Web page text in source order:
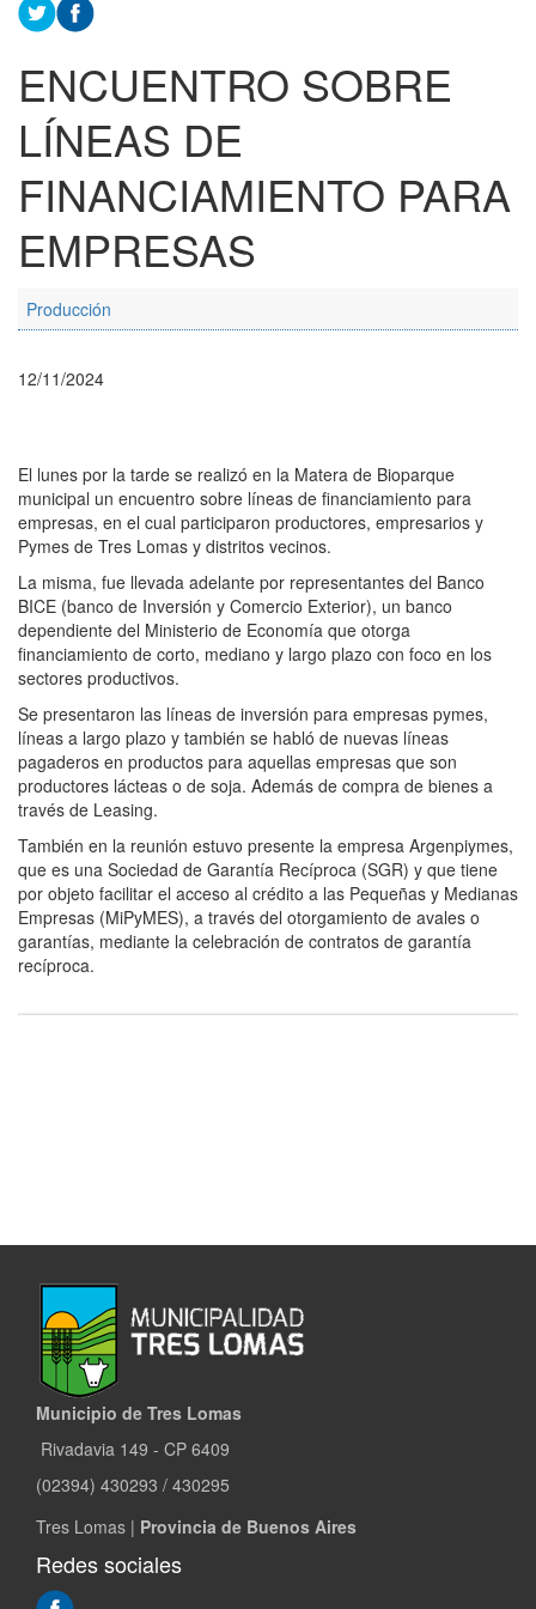
ENCUENTRO SOBRE
LÍNEAS DE
FINANCIAMIENTO PARA
EMPRESAS
Producción
12/11/2024
El lunes por la tarde se realizó en la Matera de Bioparque
municipal un encuentro sobre líneas de financiamiento para
empresas, en el cual participaron productores, empresarios y
Pymes de Tres Lomas y distritos vecinos.
La misma, fue llevada adelante por representantes del Banco
BICE (banco de Inversión y Comercio Exterior), un banco
dependiente del Ministerio de Economía que otorga
financiamiento de corto, mediano y largo plazo con foco en los
sectores productivos.
Se presentaron las líneas de inversión para empresas pymes,
líneas a largo plazo y también se habló de nuevas líneas
pagaderos en productos para aquellas empresas que son
productores lácteas o de soja. Además de compra de bienes a
través de Leasing.
También en la reunión estuvo presente la empresa Argenpiymes,
que es una Sociedad de Garantía Recíproca (SGR) y que tiene
por objeto facilitar el acceso al crédito a las Pequeñas y Medianas
Empresas (MiPyMES), a través del otorgamiento de avales o
garantías, mediante la celebración de contratos de garantía
recíproca.
Municipio de Tres Lomas
Rivadavia 149 - CP 6409
(02394) 430293 / 430295
Tres Lomas | Provincia de Buenos Aires
Redes sociales